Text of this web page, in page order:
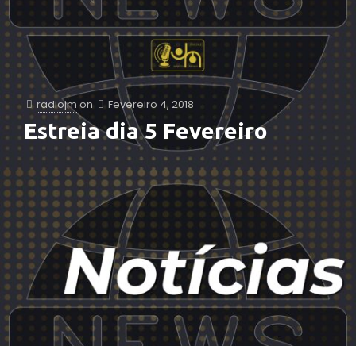
radiojm on Fevereiro 4, 2018
Estreia dia 5 Fevereiro